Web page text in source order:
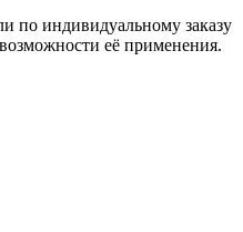
по индивидуальному заказу
её применения.